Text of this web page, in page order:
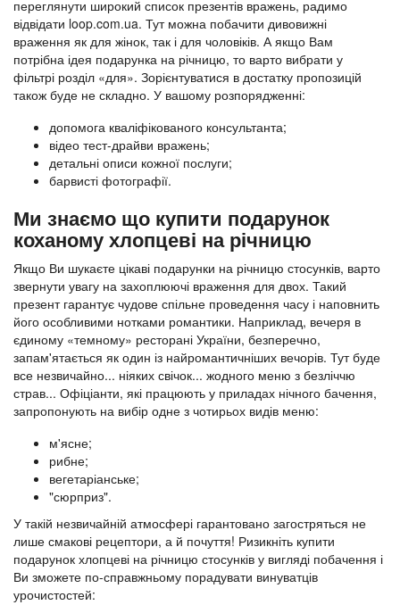
переглянути широкий список презентів вражень, радимо
відвідати loop.com.ua. Тут можна побачити дивовижні
враження як для жінок, так і для чоловіків. А якщо Вам
потрібна ідея подарунка на річницю, то варто вибрати у
фільтрі розділ «для». Зорієнтуватися в достатку пропозицій
також буде не складно. У вашому розпорядженні:
допомога кваліфікованого консультанта;
відео тест-драйви вражень;
детальні описи кожної послуги;
барвисті фотографії.
Ми знаємо що купити подарунок
коханому хлопцеві на річницю
Якщо Ви шукаєте цікаві подарунки на річницю стосунків, варто
звернути увагу на захоплюючі враження для двох. Такий
презент гарантує чудове спільне проведення часу і наповнить
його особливими нотками романтики. Наприклад, вечеря в
єдиному «темному» ресторані України, безперечно,
запам'ятається як один із найромантичніших вечорів. Тут буде
все незвичайно... ніяких свічок... жодного меню з безліччю
страв... Офіціанти, які працюють у приладах нічного бачення,
запропонують на вибір одне з чотирьох видів меню:
м'ясне;
рибне;
вегетаріанське;
"сюрприз".
У такій незвичайній атмосфері гарантовано загостряться не
лише смакові рецептори, а й почуття! Ризикніть купити
подарунок хлопцеві на річницю стосунків у вигляді побачення і
Ви зможете по-справжньому порадувати винуватців
урочистостей: